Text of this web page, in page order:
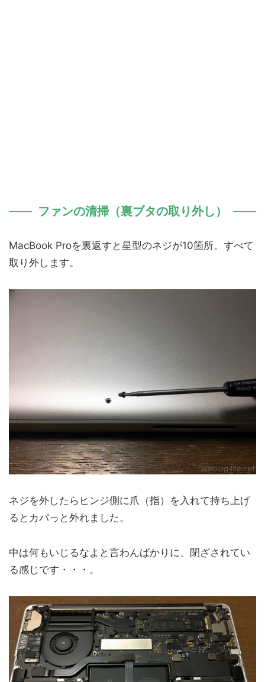
ファンの清掃（裏ブタの取り外し）
MacBook Proを裏返すと星型のネジが10箇所。すべて
取り外します。
ネジを外したらヒンジ側に爪（指）を入れて持ち上げ
るとカパっと外れました。
中は何もいじるなよと言わんばかりに、閉ざされてい
る感じです・・・。